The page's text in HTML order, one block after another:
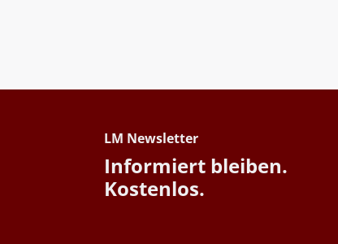
LM Newsletter
Informiert bleiben.
Kostenlos.